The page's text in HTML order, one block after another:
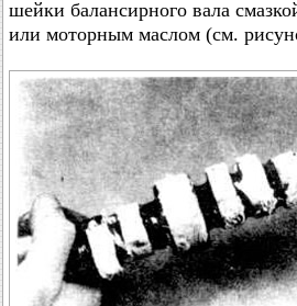
шейки балансирного вала
или моторным маслом (см.